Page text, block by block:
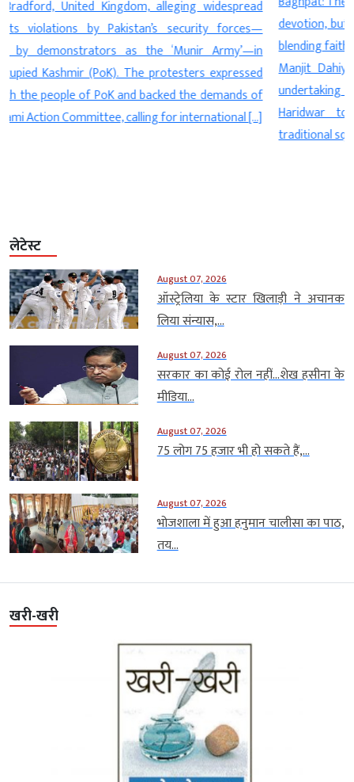
devotion, but one pilgrim from Haryana is winning hearts by
blending faith with fitness. Amid chants of “Har-Har Mahadev,”
Manjit Dahiya, a resident of Nahri village in Haryana, is
undertaking a remarkable 200-km Kanwar Yatra from
Haridwar to Nahri, performing an astonishing 3,500
लेटेस्ट
August 07, 2026
ऑस्ट्रेलिया के स्टार खिलाड़ी ने अचानक
लिया संन्यास,...
August 07, 2026
सरकार का कोई रोल नहीं…शेख हसीना के
मीडिया...
August 07, 2026
75 लोग 75 हजार भी हो सकते हैं,...
August 07, 2026
भोजशाला में हुआ हनुमान चालीसा का पाठ,
तय...
खरी-खरी